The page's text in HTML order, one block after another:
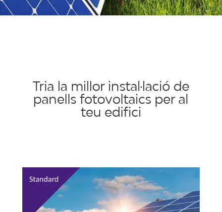
Tria la millor instal·lació de
panells fotovoltaics per al
teu edifici